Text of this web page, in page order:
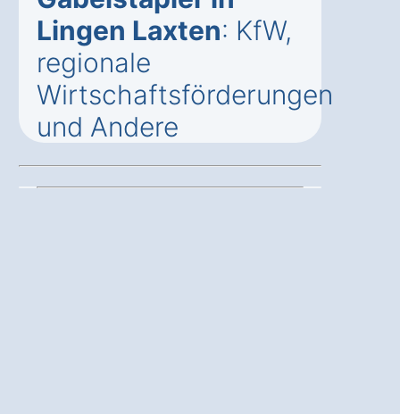
Lingen Laxten: KfW,
regionale
Wirtschaftsförderungen
und Andere